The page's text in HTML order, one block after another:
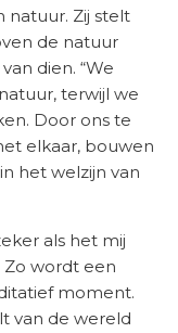
natuur. Zij stelt
de natuur
dien. “We
terwijl we
Door ons te
elkaar, bouwen
het welzijn van
als het mij
wordt een
moment.
van de wereld